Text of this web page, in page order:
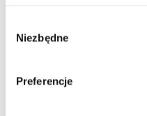
zgody
Niezbędne
Preferencje